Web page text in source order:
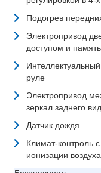
Подогрев
Электропривод
доступом и
руле
Электропривод
зеркал заднего
Датчик дождя
Климат-контроль
ионизации воздуха